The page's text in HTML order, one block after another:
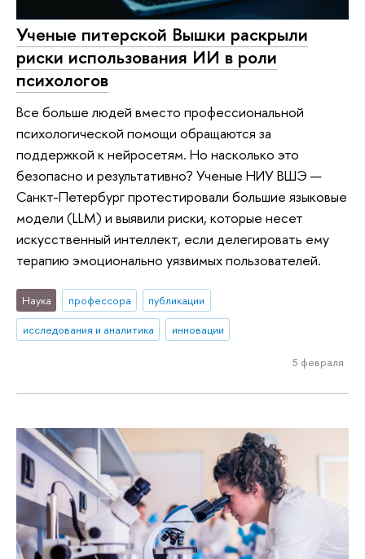
Ученые питерской Вышки раскрыли
риски использования ИИ в роли
психологов
Все больше людей вместо профессиональной
психологической помощи обращаются за
поддержкой к нейросетям. Но насколько это
безопасно и результативно? Ученые НИУ ВШЭ —
Санкт-Петербург протестировали большие языковые
модели (LLM) и выявили риски, которые несет
искусственный интеллект, если делегировать ему
терапию эмоционально уязвимых пользователей.
Наука профессора
публикации
исследования и аналитика
инновации
5 февраля